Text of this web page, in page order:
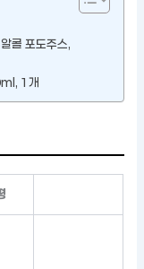
콜 포도주스,
1개